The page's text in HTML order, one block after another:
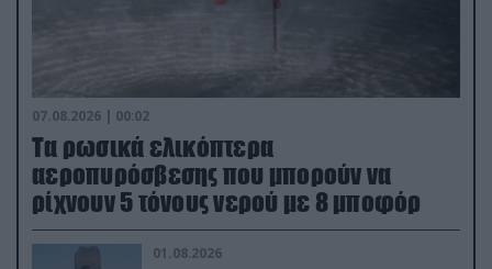
07.08.2026 | 00:02
Τα ρωσικά ελικόπτερα
αεροπυρόσβεσης που μπορούν να
ρίχνουν 5 τόνους νερού με 8 μποφόρ
01.08.2026